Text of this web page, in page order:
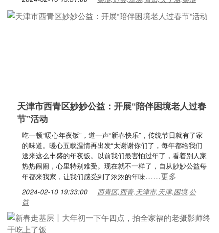
天津市西青区妙妙公益：开展“陪伴困境老人过春
节”活动
吃一顿“暖心年夜饭”，道一声“新春快乐”，传统节日就有了家
的味道。暖心五载温情再出发“太谢谢你们了，每年都给我们
送来这么丰盛的年夜饭。以前我们最害怕过年了，看着别人家
热热闹闹，心里特别难受。现在就不一样了，自从妙妙公益每
年都来我家，让我们感受到了浓浓的年味……更多
2024-02-10 19:33:00
西青区,西青,天津市,天津,困境,公
益